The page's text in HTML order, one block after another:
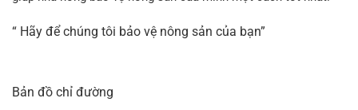
“ Hãy để chúng tôi bảo vệ nông sản của bạn”
Bản đồ chỉ đường